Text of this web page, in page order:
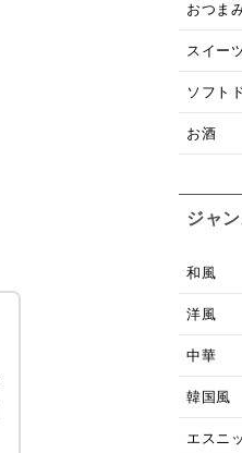
おつま
スイー
ソフト
お酒
ジャ
和風
洋風
中華
韓国風
エスニ